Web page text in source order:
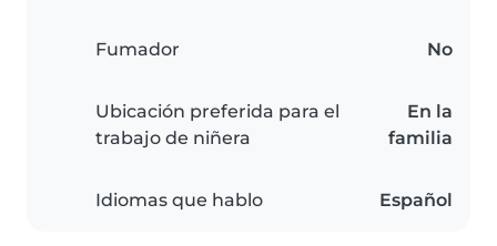
Fumador No
Ubicación preferida para el
trabajo de niñera
En la
familia
Idiomas que hablo Español